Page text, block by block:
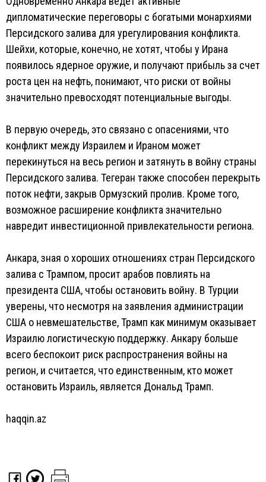
дипломатические переговоры с богатыми монархиями
Персидского залива для урегулирования конфликта.
Шейхи, которые, конечно, не хотят, чтобы у Ирана
появилось ядерное оружие, и получают прибыль за счет
роста цен на нефть, понимают, что риски от войны
значительно превосходят потенциальные выгоды.
В первую очередь, это связано с опасениями, что
конфликт между Израилем и Ираном может
перекинуться на весь регион и затянуть в войну страны
Персидского залива. Тегеран также способен перекрыть
поток нефти, закрыв Ормузский пролив. Кроме того,
возможное расширение конфликта значительно
навредит инвестиционной привлекательности региона.
Анкара, зная о хороших отношениях стран Персидского
залива с Трампом, просит арабов повлиять на
президента США, чтобы остановить войну. В Турции
уверены, что несмотря на заявления администрации
США о невмешательстве, Трамп как минимум оказывает
Израилю логистическую поддержку. Анкару больше
всего беспокоит риск распространения войны на
регион, и считается, что единственным, кто может
остановить Израиль, является Дональд Трамп.
haqqin.az